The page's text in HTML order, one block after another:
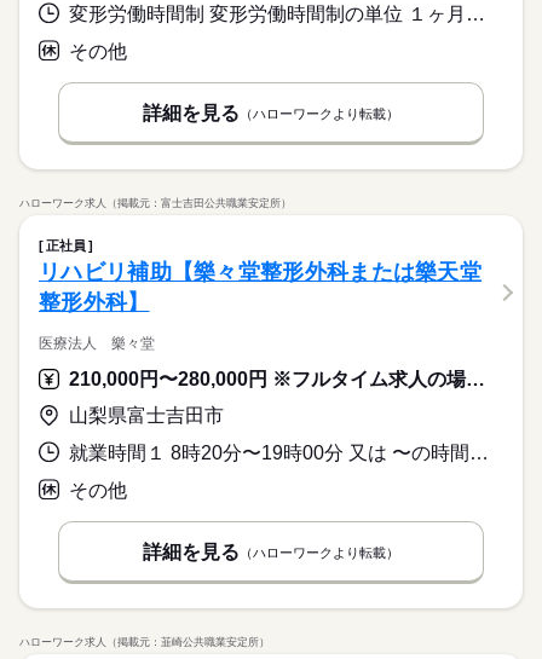
変形労働時間制 変形労働時間制の単位 １ヶ月単位 就業時間１ 8時30分〜17時30分 就業時間２ 7時00分〜16時00分 就業時間３ 16時30分〜9時30分 就業時間に関する特記事項 夜勤あり（４～５回／月）
その他
詳細を見る （ハローワークより転載）
ハローワーク求人（掲載元：富士吉田公共職業安定所）
正社員
リハビリ補助【樂々堂整形外科または樂天堂
整形外科】
医療法人 樂々堂
210,000円〜280,000円 ※フルタイム求人の場合は月額（換算額）、パート求人の場合は時間額を表示しています。
山梨県富士吉田市
就業時間１ 8時20分〜19時00分 又は 〜の時間の間の8時間程度
その他
詳細を見る （ハローワークより転載）
ハローワーク求人（掲載元：韮崎公共職業安定所）